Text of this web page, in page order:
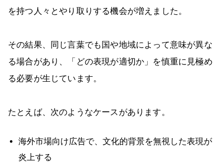
を持つ人々とやり取りする機会が増えました。
その結果、同じ言葉でも国や地域によって意味が異な
る場合があり、「どの表現が適切か」を慎重に見極め
る必要が生じています。
たとえば、次のようなケースがあります。
海外市場向け広告で、文化的背景を無視した表現が
炎上する